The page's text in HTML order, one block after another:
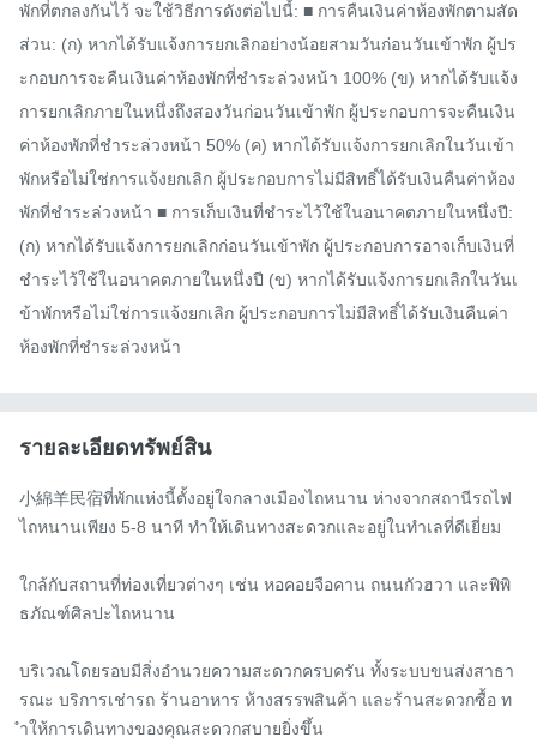
พักที่ตกลงกันไว้ จะใช้วิธีการดังต่อไปนี้: ■ การคืนเงินค่าห้องพักตามสัด
ส่วน: (ก) หากได้รับแจ้งการยกเลิกอย่างน้อยสามวันก่อนวันเข้าพัก ผู้ปร
ะกอบการจะคืนเงินค่าห้องพักที่ชำระล่วงหน้า 100% (ข) หากได้รับแจ้ง
การยกเลิกภายในหนึ่งถึงสองวันก่อนวันเข้าพัก ผู้ประกอบการจะคืนเงิน
ค่าห้องพักที่ชำระล่วงหน้า 50% (ค) หากได้รับแจ้งการยกเลิกในวันเข้า
พักหรือไม่ใช่การแจ้งยกเลิก ผู้ประกอบการไม่มีสิทธิ์ได้รับเงินคืนค่าห้อง
พักที่ชำระล่วงหน้า ■ การเก็บเงินที่ชำระไว้ใช้ในอนาคตภายในหนึ่งปี:
(ก) หากได้รับแจ้งการยกเลิกก่อนวันเข้าพัก ผู้ประกอบการอาจเก็บเงินที่
ชำระไว้ใช้ในอนาคตภายในหนึ่งปี (ข) หากได้รับแจ้งการยกเลิกในวันเ
ข้าพักหรือไม่ใช่การแจ้งยกเลิก ผู้ประกอบการไม่มีสิทธิ์ได้รับเงินคืนค่า
ห้องพักที่ชำระล่วงหน้า
รายละเอียดทรัพย์สิน
小綿羊民宿ที่พักแห่งนี้ตั้งอยู่ใจกลางเมืองไถหนาน ห่างจากสถานีรถไฟ
ไถหนานเพียง 5-8 นาที ทำให้เดินทางสะดวกและอยู่ในทำเลที่ดีเยี่ยม
ใกล้กับสถานที่ท่องเที่ยวต่างๆ เช่น หอคอยจือคาน ถนนกัวฮวา และพิพิ
ธภัณฑ์ศิลปะไถหนาน
บริเวณโดยรอบมีสิ่งอำนวยความสะดวกครบครัน ทั้งระบบขนส่งสาธา
รณะ บริการเช่ารถ ร้านอาหาร ห้างสรรพสินค้า และร้านสะดวกซื้อ ท
ำให้การเดินทางของคุณสะดวกสบายยิ่งขึ้น